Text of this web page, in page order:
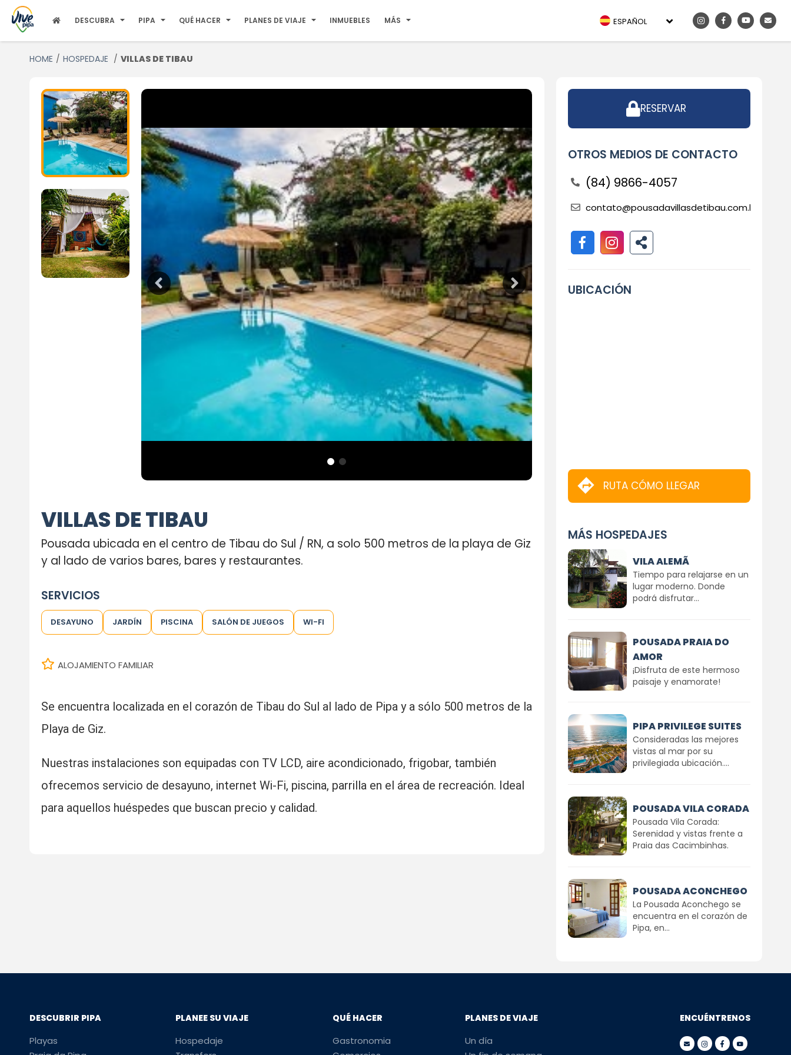
DESCUBRA PIPA QUÉ HACER PLANES DE VIAJE INMUEBLES MÁS ESPAÑOL
HOME HOSPEDAJE VILLAS DE TIBAU
VILLAS DE TIBAU
Pousada ubicada en el centro de Tibau do Sul / RN, a solo 500 metros de la playa de Giz
y al lado de varios bares, bares y restaurantes.
SERVICIOS
DESAYUNO JARDÍN PISCINA SALÓN DE JUEGOS WI-FI
ALOJAMIENTO FAMILIAR
Se encuentra localizada en el corazón de Tibau do Sul al lado de Pipa y a sólo 500 metros de la
Playa de Giz.
Nuestras instalaciones son equipadas con TV LCD, aire acondicionado, frigobar, también
ofrecemos servicio de desayuno, internet Wi-Fi, piscina, parrilla en el área de recreación. Ideal
para aquellos huéspedes que buscan precio y calidad.
RESERVAR
OTROS MEDIOS DE CONTACTO
(84) 9866-4057
contato@pousadavillasdetibau.com.br
UBICACIÓN
RUTA CÓMO LLEGAR
MÁS HOSPEDAJES
VILA ALEMÃ
Tiempo para relajarse en un
lugar moderno. Donde
podrá disfrutar...
POUSADA PRAIA DO
AMOR
¡Disfruta de este hermoso
paisaje y enamorate!
PIPA PRIVILEGE SUITES
Consideradas las mejores
vistas al mar por su
privilegiada ubicación....
POUSADA VILA CORADA
Pousada Vila Corada:
Serenidad y vistas frente a
Praia das Cacimbinhas.
POUSADA ACONCHEGO
La Pousada Aconchego se
encuentra en el corazón de
Pipa, en...
DESCUBRIR PIPA
Playas
PLANEE SU VIAJE
Hospedaje
QUÉ HACER
Gastronomia
PLANES DE VIAJE
Un día
ENCUÉNTRENOS